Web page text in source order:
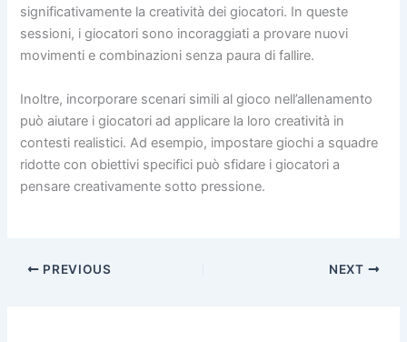
significativamente la creatività dei giocatori. In queste
sessioni, i giocatori sono incoraggiati a provare nuovi
movimenti e combinazioni senza paura di fallire.
Inoltre, incorporare scenari simili al gioco nell’allenamento
può aiutare i giocatori ad applicare la loro creatività in
contesti realistici. Ad esempio, impostare giochi a squadre
ridotte con obiettivi specifici può sfidare i giocatori a
pensare creativamente sotto pressione.
PREVIOUS NEXT